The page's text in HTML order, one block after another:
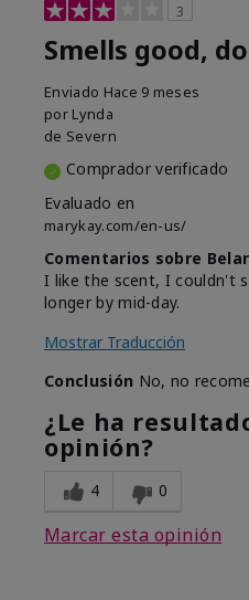
3
Smells good,
Enviado Hace 9 meses
por Lynda
de Severn
Comprador verificado
Evaluado en
marykay.com/en-us/
Comentarios sobre
I like the scent, I couldn't
longer by mid-day.
Mostrar Traducción
Conclusión No, no
¿Le ha
opinión?
4 0
Marcar esta opinión